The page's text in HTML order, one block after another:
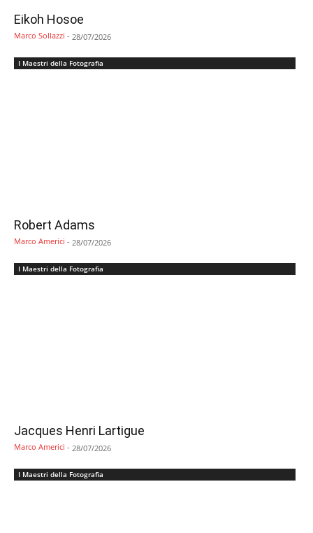
Eikoh Hosoe
Marco Sollazzi - 28/07/2026
I Maestri della Fotografia
Robert Adams
Marco Americi - 28/07/2026
I Maestri della Fotografia
Jacques Henri Lartigue
Marco Americi - 28/07/2026
I Maestri della Fotografia